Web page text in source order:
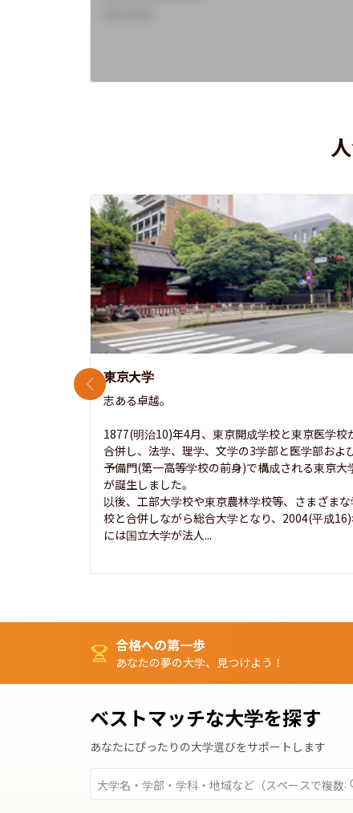
東京大学
志ある卓越。
1877(明治10)年4月、東京開成学校と東京医学校
合併し、法学、理学、文学の3学部と医学部およ
予備門(第一高等学校の前身)で構成される東京大
が誕生しました。
以後、工部大学校や東京農林学校等、さまざま
校と合併しながら総合大学となり、2004(平成
には国立大学が法人...
前のスライド
合格への第一歩
あなたの夢の大学、見つけよう！
ベストマッチな大学を探す
あなたにぴったりの大学選びをサポートします